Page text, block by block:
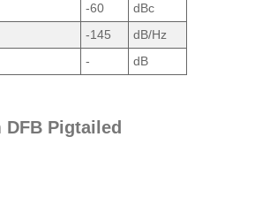
-60
dBc
-145
dB/Hz
- dB
Pigtailed